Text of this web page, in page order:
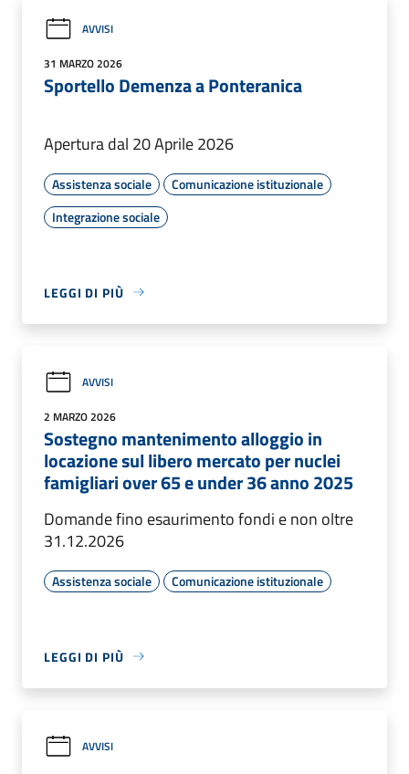
AVVISI
31 MARZO 2026
Sportello Demenza a Ponteranica
Apertura dal 20 Aprile 2026
Assistenza sociale
Comunicazione istituzionale
Integrazione sociale
LEGGI DI PIÙ
AVVISI
2 MARZO 2026
Sostegno mantenimento alloggio in
locazione sul libero mercato per nuclei
famigliari over 65 e under 36 anno 2025
Domande fino esaurimento fondi e non oltre
31.12.2026
Assistenza sociale Comunicazione istituzionale
LEGGI DI PIÙ
AVVISI